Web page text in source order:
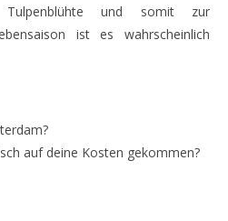
und somit zur
ist es wahrscheinlich
auf deine Kosten gekommen?